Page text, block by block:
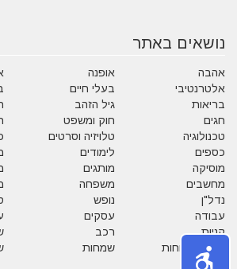
נושאים באתר
אהבה אופנה
אלטרנטיבי
בעלי חיים
בריאות
גיל הזהב
חגים
חוק ומשפט
טכנולוגיה
טלויזיה וסרטים
כספים
לימודים
מוסיקה
מותגים
מחשבים
משפחה
נדל"ן
נופש
עבודה
עסקים
קניות
רכב
שירות לקוחות
שמחות
תזונה